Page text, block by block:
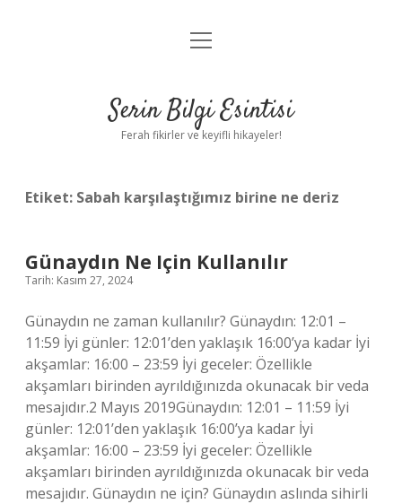
Anasayfa
Yasal Uyarı
menüyü
Serin Bilgi Esintisi
Ferah fikirler ve keyifli hikayeler!
Etiket: Sabah karşılaştığımız birine ne deriz
Günaydın Ne Için Kullanılır
Tarih: Kasım 27, 2024
Günaydın ne zaman kullanılır? Günaydın: 12:01 –
11:59 İyi günler: 12:01’den yaklaşık 16:00’ya kadar İyi
akşamlar: 16:00 – 23:59 İyi geceler: Özellikle
akşamları birinden ayrıldığınızda okunacak bir veda
mesajıdır.2 Mayıs 2019Günaydın: 12:01 – 11:59 İyi
günler: 12:01’den yaklaşık 16:00’ya kadar İyi
akşamlar: 16:00 – 23:59 İyi geceler: Özellikle
akşamları birinden ayrıldığınızda okunacak bir veda
mesajıdır. Günaydın ne için? Günaydın aslında sihirli